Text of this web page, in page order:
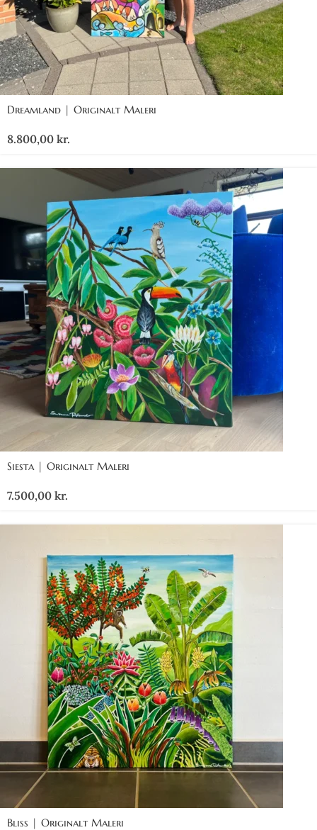
Dreamland | Originalt Maleri
8.800,00 kr.
Siesta | Originalt Maleri
7.500,00 kr.
Bliss | Originalt Maleri